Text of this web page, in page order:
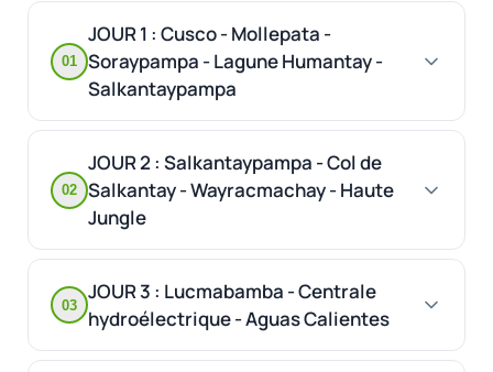
01
JOUR 1 : Cusco - Mollepata -
Soraypampa - Lagune Humantay -
Salkantaypampa
02
JOUR 2 : Salkantaypampa - Col de
Salkantay - Wayracmachay - Haute
Jungle
03
JOUR 3 : Lucmabamba - Centrale
hydroélectrique - Aguas Calientes